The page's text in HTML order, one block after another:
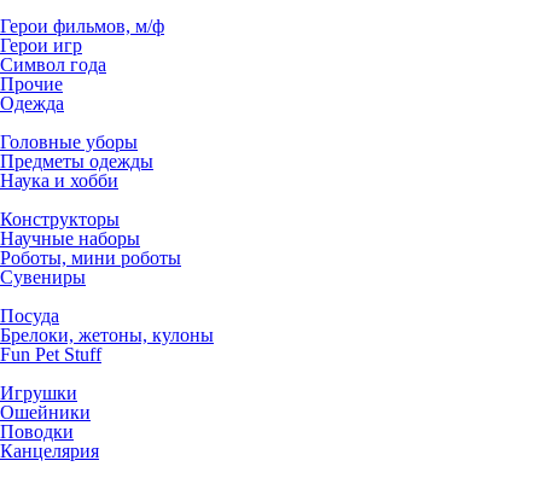
Герои фильмов, м/ф
Герои игр
Символ года
Прочие
Одежда
Головные уборы
Предметы одежды
Наука и хобби
Конструкторы
Научные наборы
Роботы, мини роботы
Сувениры
Посуда
Брелоки, жетоны, кулоны
Fun Pet Stuff
Игрушки
Ошейники
Поводки
Канцелярия